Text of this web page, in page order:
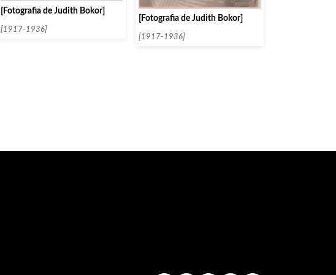
[Fotografia de Judith Bokor]
[1917-1936]
[Fotografia de Judith Bokor]
[1917-1936]